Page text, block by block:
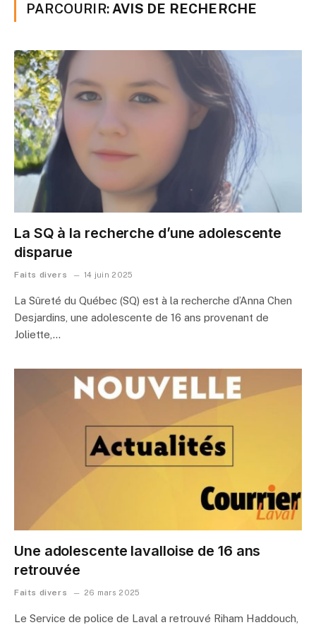
PARCOURIR: AVIS DE RECHERCHE
La SQ à la recherche d’une adolescente
disparue
Faits divers 14 juin 2025
La Sûreté du Québec (SQ) est à la recherche d’Anna Chen
Desjardins, une adolescente de 16 ans provenant de
Joliette,…
Une adolescente lavalloise de 16 ans
retrouvée
Faits divers 26 mars 2025
Le Service de police de Laval a retrouvé Riham Haddouch,